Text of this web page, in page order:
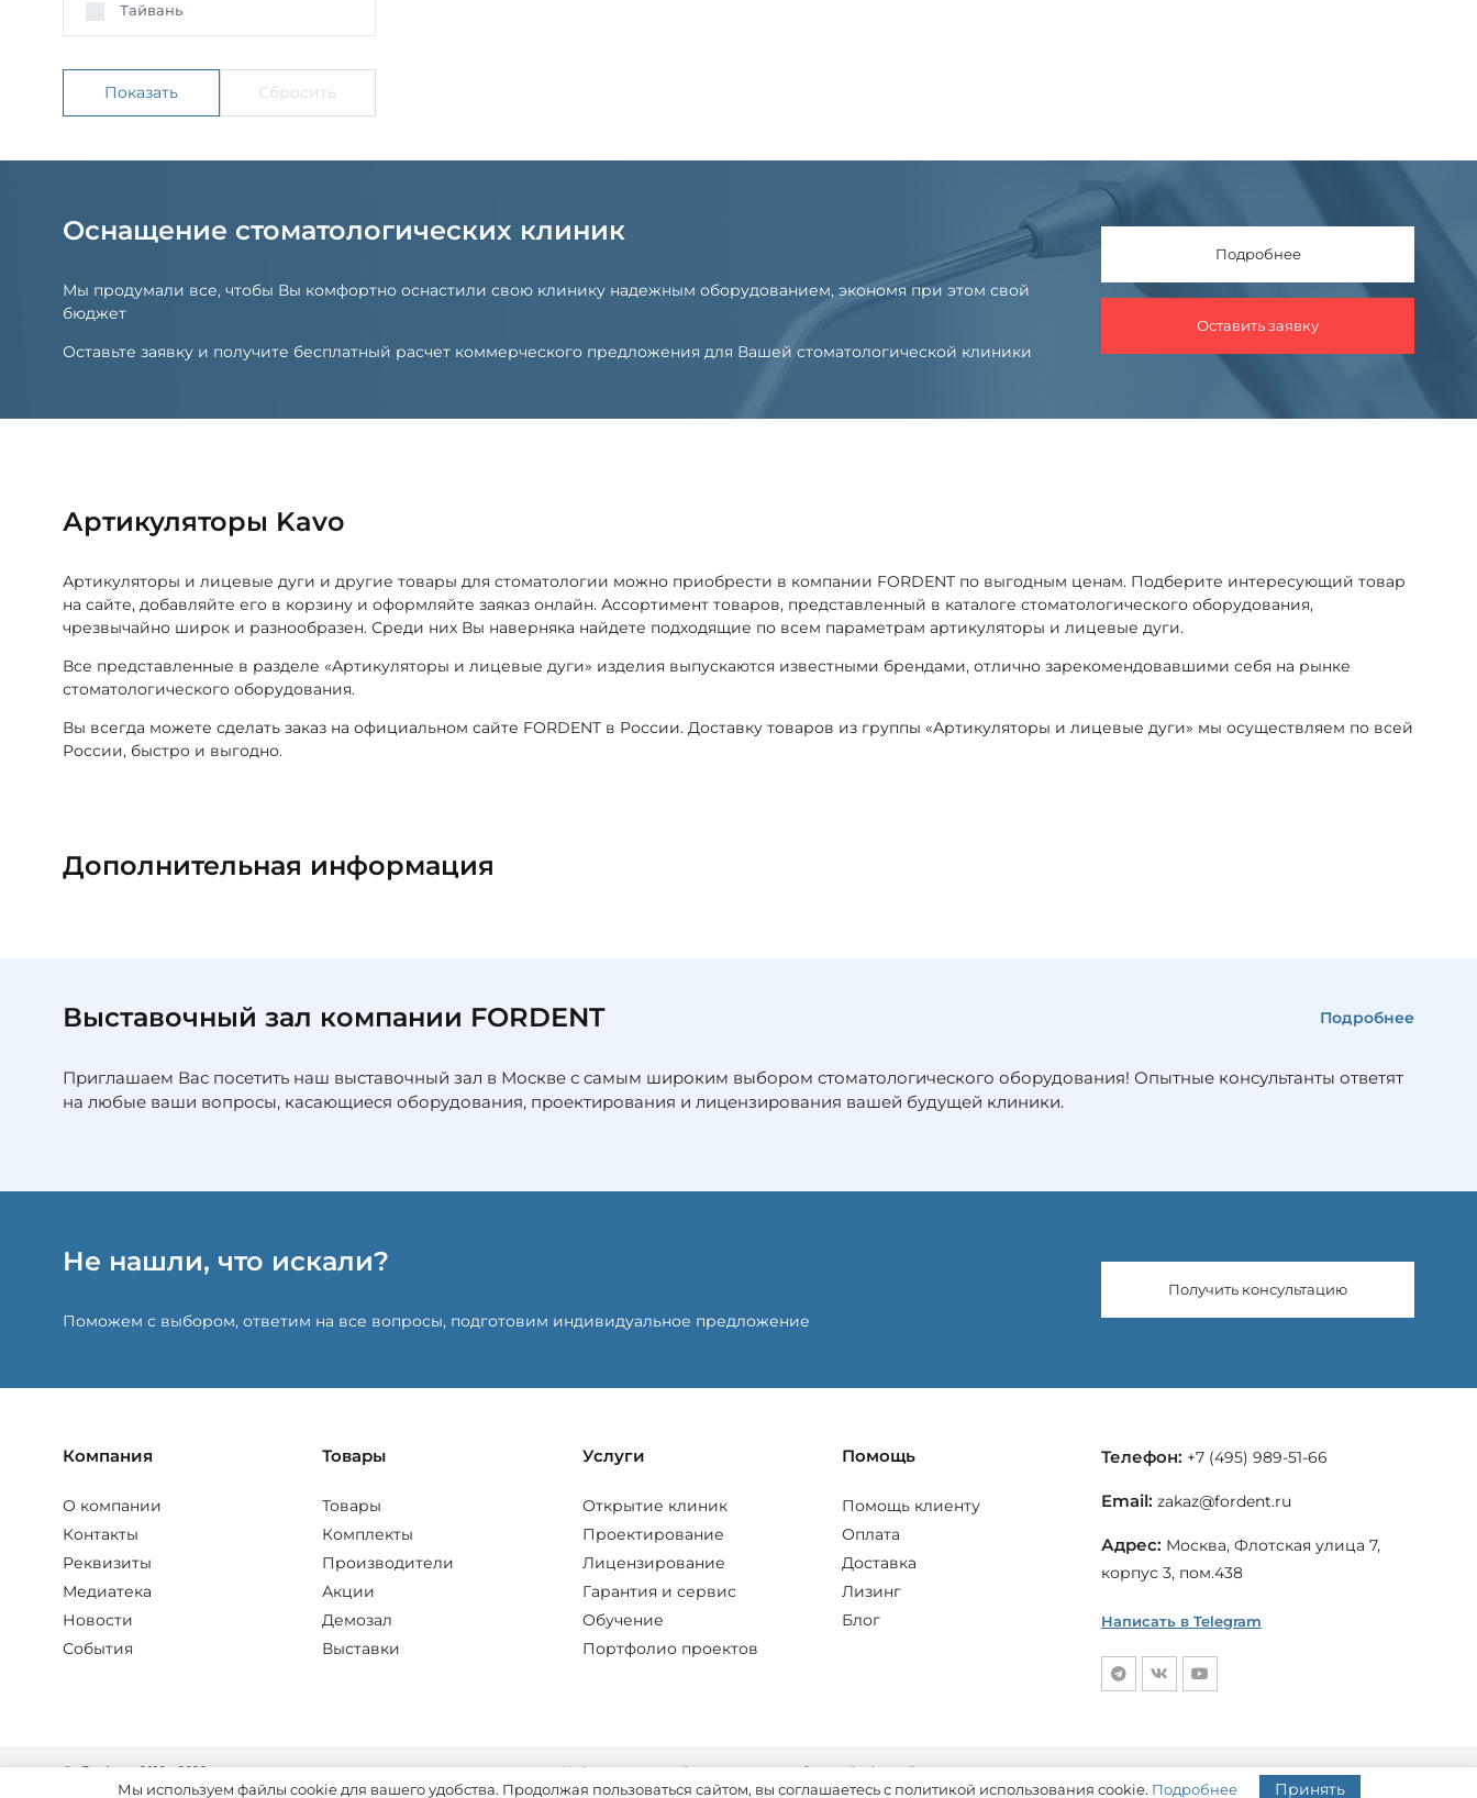
Тайвань
Оснащение стоматологических клиник
Мы продумали все, чтобы Вы комфортно оснастили свою клинику надежным оборудованием, экономя при этом свой
бюджет
Оставьте заявку и получите бесплатный расчет коммерческого предложения для Вашей стоматологической клиники
Подробнее
Оставить заявку
Артикуляторы Kavo
Артикуляторы и лицевые дуги и другие товары для стоматологии можно приобрести в компании FORDENT по выгодным ценам. Подберите интересующий товар
на сайте, добавляйте его в корзину и оформляйте заяказ онлайн. Ассортимент товаров, представленный в каталоге стоматологического оборудования,
чрезвычайно широк и разнообразен. Среди них Вы наверняка найдете подходящие по всем параметрам артикуляторы и лицевые дуги.
Все представленные в разделе «Артикуляторы и лицевые дуги» изделия выпускаются известными брендами, отлично зарекомендовавшими себя на рынке
стоматологического оборудования.
Вы всегда можете сделать заказ на официальном сайте FORDENT в России. Доставку товаров из группы «Артикуляторы и лицевые дуги» мы осуществляем по всей
России, быстро и выгодно.
Дополнительная информация
Выставочный зал компании FORDENT Подробнее
Приглашаем Вас посетить наш выставочный зал в Москве с самым широким выбором стоматологического оборудования! Опытные консультанты ответят
на любые ваши вопросы, касающиеся оборудования, проектирования и лицензирования вашей будущей клиники.
Не нашли, что искали?
Поможем с выбором, ответим на все вопросы, подготовим индивидуальное предложение
Получить консультацию
Компания
О компании
Контакты
Реквизиты
Медиатека
Новости
События
Товары
Товары
Комплекты
Производители
Акции
Демозал
Выставки
Услуги
Открытие клиник
Проектирование
Лицензирование
Гарантия и сервис
Обучение
Портфолио проектов
Помощь
Помощь клиенту
Оплата
Доставка
Лизинг
Блог
Телефон: +7 (495) 989-51-66
Email: zakaz@fordent.ru
Адрес: Москва, Флотская улица 7,
корпус 3, пом.438
Написать в Telegram
© «Fordent», 2010—2026
Комплексный подход к вашему бизнесу
Информация на сайте не является публичной офертой
и носит исключительно ознакомительный характер.
Пользовательское соглашение
Политика конфиденциальности
Мы используем файлы cookie для вашего удобства. Продолжая пользоваться сайтом, вы соглашаетесь с политикой использования cookie. Подробнее Принять